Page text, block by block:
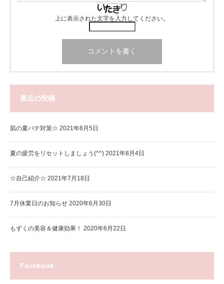
上に表示された文字を入力してください。
最近の投稿
肌の夏バテ対策☆ 2021年8月5日
夏の疲労をリセットしましょう(^^) 2021年8月4日
☆自己紹介☆ 2021年7月18日
7月休業日のお知らせ 2020年6月30日
もずくの美容＆健康効果！ 2020年6月22日
Facebook